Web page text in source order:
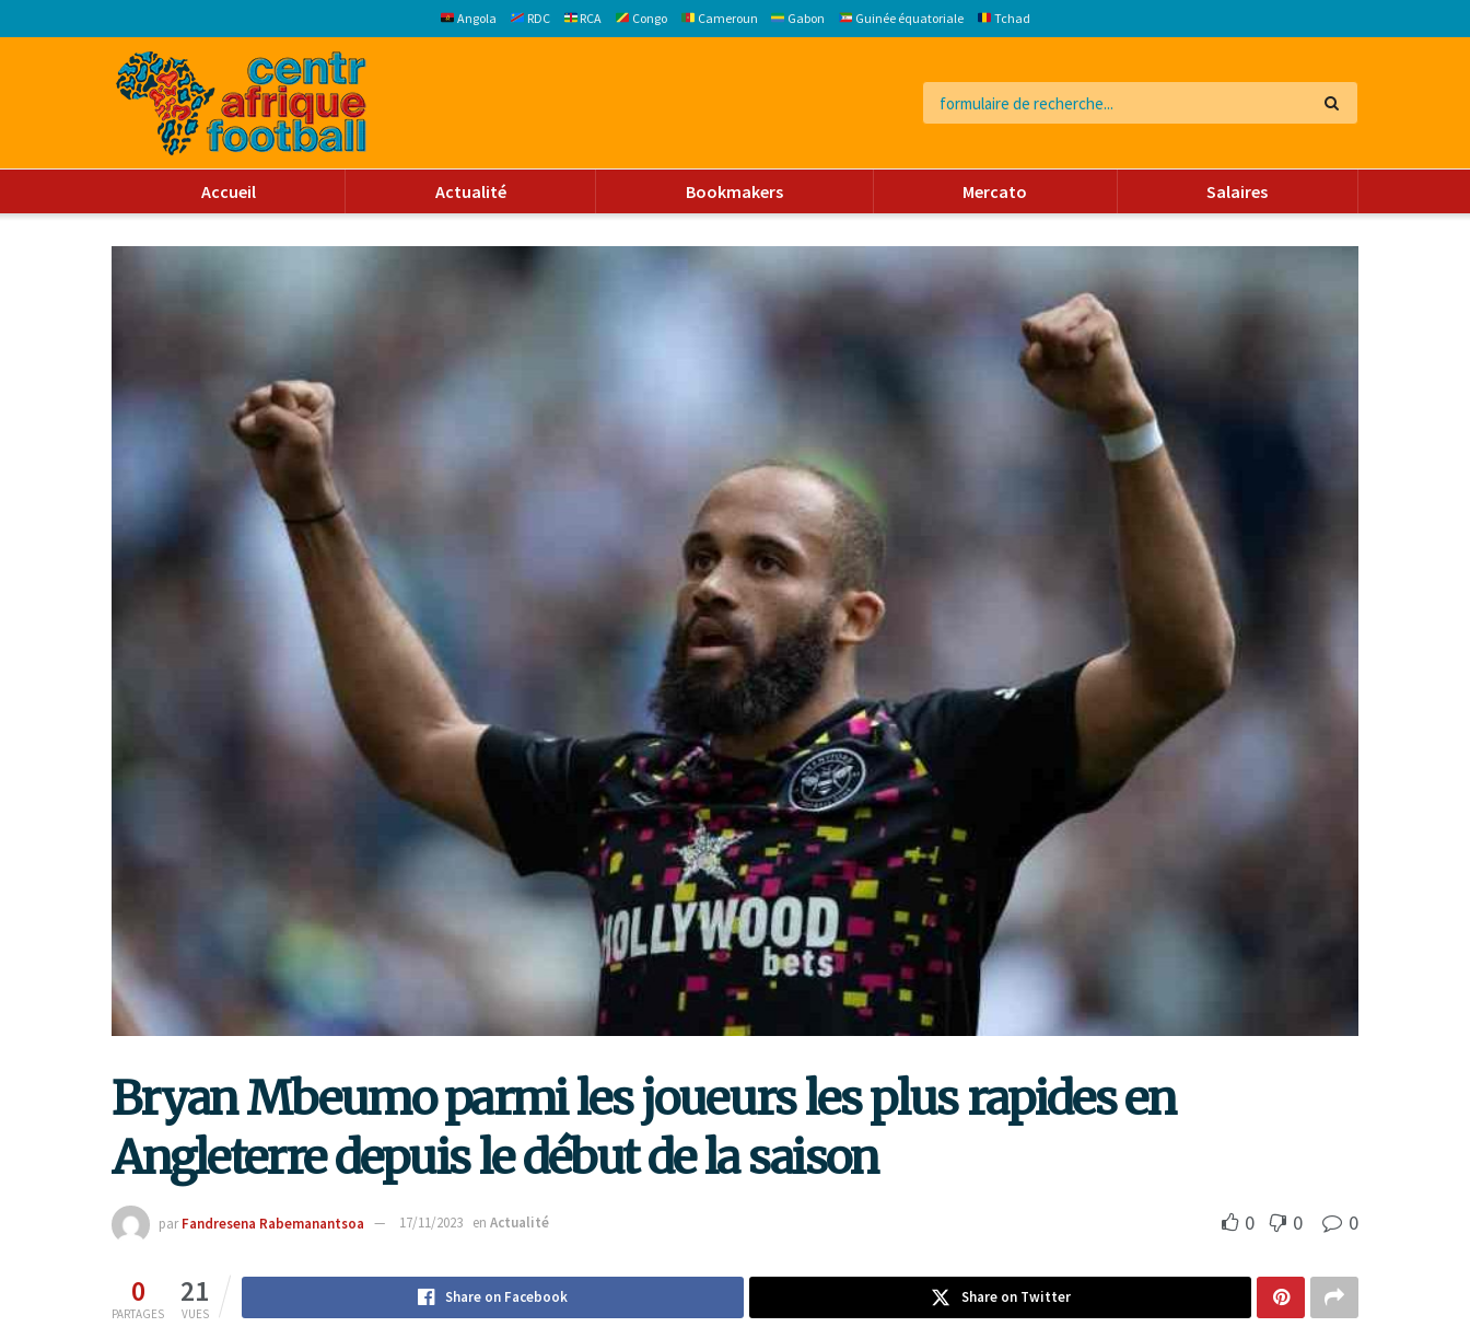
Angola RDC RCA Congo Cameroun Gabon Guinée équatoriale Tchad
Accueil Actualité Bookmakers Mercato Salaires
Bryan Mbeumo parmi les joueurs les plus rapides en
Angleterre depuis le début de la saison
par Fandresena Rabemanantsoa 17/11/2023 en Actualité 0 0 0
0
PARTAGES
21
VUES
Share on Facebook Share on Twitter